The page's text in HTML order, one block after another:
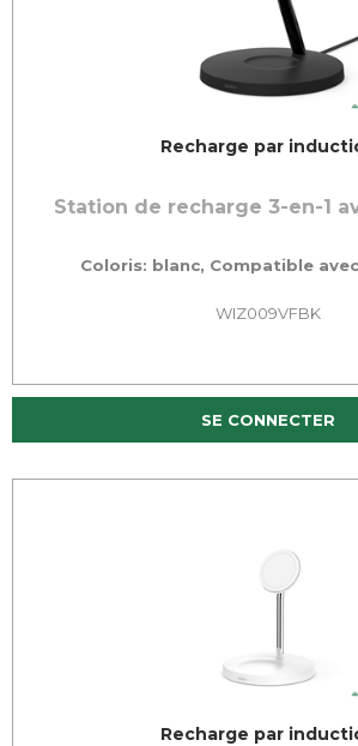
Recharge par
Station de recharge 3-en-1
Coloris: blanc, Compatible
WIZ009VFBK
SE CONNECTER
Recharge par